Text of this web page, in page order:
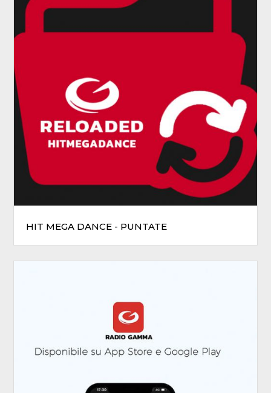
HIT MEGA DANCE - PUNTATE